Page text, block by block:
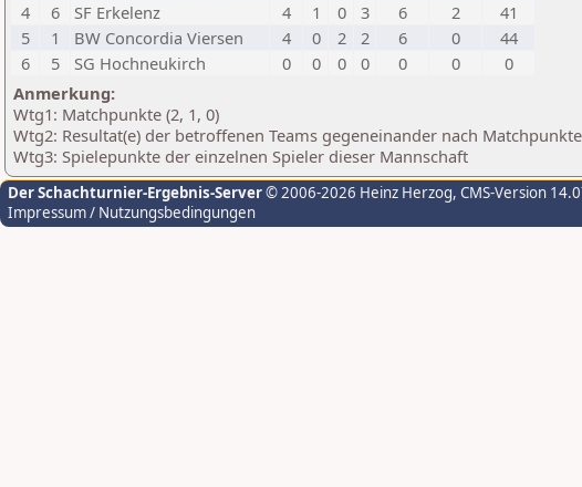
4
6 SF Erkelenz 4 1 0 3 6 2
41
5
1 BW Concordia Viersen 4 0 2 2 6 0
44
6
5 SG Hochneukirch 0 0 0 0 0 0
0
Anmerkung:
Wtg1: Matchpunkte (2, 1, 0)
Wtg2: Resultat(e) der betroffenen Teams gegeneinander nach
Wtg3: Spielepunkte der einzelnen Spieler dieser Mannschaft
Der Schachturnier-Ergebnis-Server© 2006-2026 Heinz Herzog, CMS-Version
Impressum / Nutzungsbedingungen